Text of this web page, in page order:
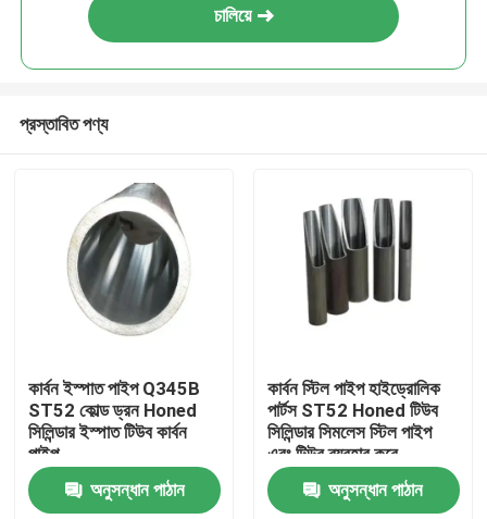
চালিয়ে
প্রস্তাবিত পণ্য
কার্বন ইস্পাত পাইপ Q345B
ST52 কোল্ড ড্রন Honed
সিলিন্ডার ইস্পাত টিউব কার্বন
পাইপ
অনুসন্ধান পাঠান
কার্বন স্টিল পাইপ হাইড্রোলিক
পার্টস ST52 Honed টিউব
সিলিন্ডার সিমলেস স্টিল পাইপ
এবং টিউব ব্যবহার করে
অনুসন্ধান পাঠান